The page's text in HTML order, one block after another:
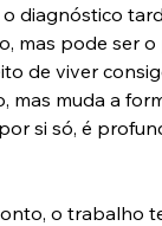
o diagnóstico
mas pode ser
de viver
mas muda a
si só, é
o trabalho